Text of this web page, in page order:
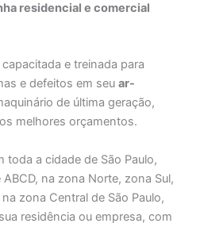
residencial e comercial
e treinada para
e defeitos em seuar-
de última geração,
melhores orçamentos.
toda a cidade de São Paulo,
na zona Norte, zona Sul,
zona Central de São Paulo,
residência ou empresa, com